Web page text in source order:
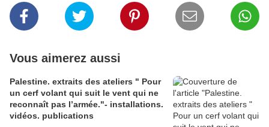
Vous aimerez aussi
Palestine. extraits des ateliers " Pour
un cerf volant qui suit le vent qui ne
reconnaît pas l’armée."- installations.
vidéos. publications